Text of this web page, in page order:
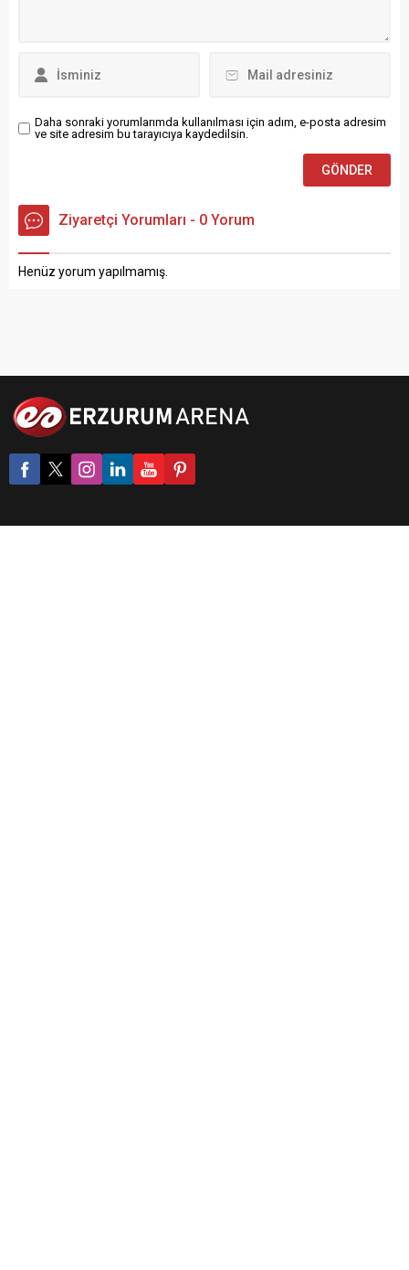
Daha sonraki yorumlarımda kullanılması için adım, e-posta adresim
ve site adresim bu tarayıcıya kaydedilsin.
Ziyaretçi Yorumları - 0 Yorum
Henüz yorum yapılmamış.